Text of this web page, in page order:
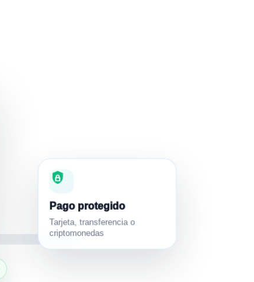
Pago protegido
Tarjeta, transferencia o
criptomonedas